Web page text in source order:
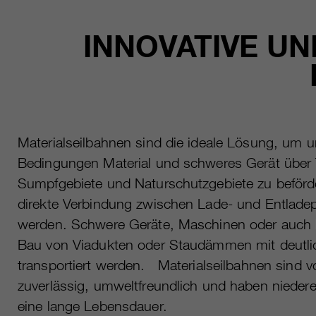
INNOVATIVE
Materialseilbahnen sind die ideale Lösung, um
Bedingungen Material und schweres Gerät über
Sumpfgebiete und Naturschutzgebiete zu
direkte Verbindung zwischen Lade- und
werden. Schwere Geräte, Maschinen oder
Bau von Viadukten oder Staudämmen mit
transportiert werden. Materialseilbahnen sind
zuverlässig, umweltfreundlich und haben
eine lange Lebensdauer.